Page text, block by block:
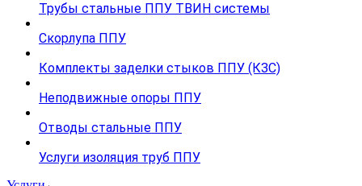
Трубы стальные ППУ ТВИН системы
Скорлупа ППУ
Комплекты заделки стыков ППУ (КЗС)
Неподвижные опоры ППУ
Отводы стальные ППУ
Услуги изоляция труб ППУ